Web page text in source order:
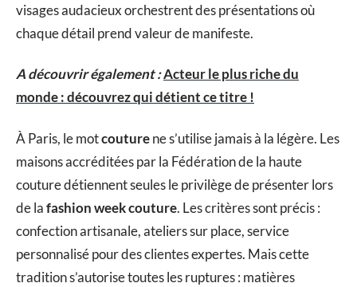
visages audacieux orchestrent des présentations où
chaque détail prend valeur de manifeste.
A découvrir également :Acteur le plus riche du
monde : découvrez qui détient ce titre !
À Paris, le motcouturene s’utilise jamais à la légère. Les
maisons accréditées par la Fédération de la haute
couture détiennent seules le privilège de présenter lors
de lafashion week couture. Les critères sont précis :
confection artisanale, ateliers sur place, service
personnalisé pour des clientes expertes. Mais cette
tradition s’autorise toutes les ruptures : matières